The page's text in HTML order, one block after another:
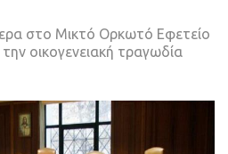
στο Μικτό Ορκωτό Εφετείο
οικογενειακή τραγωδία